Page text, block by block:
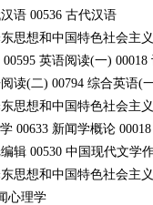
汉语 00536 古代汉语
东思想和中国特色社会主
00595 英语阅读(一)
读(二) 00794 综合英语(
东思想和中国特色社会主
00633 新闻学概论
辑 00530 中国现代文学
思想和中国特色社会主
心理学